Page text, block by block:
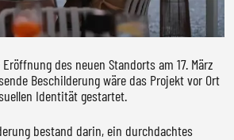
des neuen Standorts am 17. März
Beschilderung wäre das Projekt vor Ort
Identität gestartet.
bestand darin, ein durchdachtes